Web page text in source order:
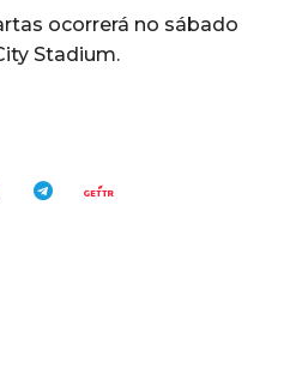
ocorrerá no sábado
Stadium.